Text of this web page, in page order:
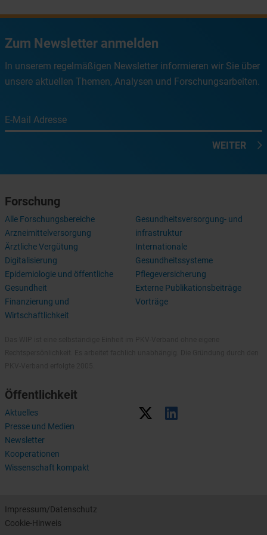
Zum Newsletter anmelden
In unserem regelmäßigen Newsletter informieren wir Sie über
unsere aktuellen Themen, Analysen und Forschungsarbeiten.
E-Mail Adresse
WEITER
Forschung
Alle Forschungsbereiche
Arzneimittelversorgung
Ärztliche Vergütung
Digitalisierung
Epidemiologie und öffentliche
Gesundheit
Finanzierung und
Wirtschaftlichkeit
Gesundheitsversorgung- und
infrastruktur
Internationale
Gesundheitssysteme
Pflegeversicherung
Externe Publikationsbeiträge
Vorträge
Öffentlichkeit
Aktuelles
Presse und Medien
Newsletter
Kooperationen
Wissenschaft kompakt
Impressum/Datenschutz
Cookie-Hinweis